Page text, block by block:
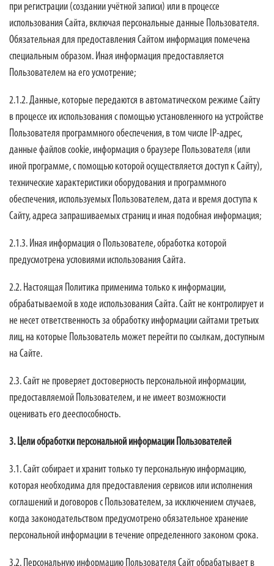
при регистрации (создании учётной записи) или в процессе
использования Сайта, включая персональные данные Пользователя.
Обязательная для предоставления Сайтом информация помечена
специальным образом. Иная информация предоставляется
Пользователем на его усмотрение;
2.1.2. Данные, которые передаются в автоматическом режиме Сайту
в процессе их использования с помощью установленного на устройстве
Пользователя программного обеспечения, в том числе IP-адрес,
данные файлов cookie, информация о браузере Пользователя (или
иной программе, с помощью которой осуществляется доступ к Сайту),
технические характеристики оборудования и программного
обеспечения, используемых Пользователем, дата и время доступа к
Сайту, адреса запрашиваемых страниц и иная подобная информация;
2.1.3. Иная информация о Пользователе, обработка которой
предусмотрена условиями использования Сайта.
2.2. Настоящая Политика применима только к информации,
обрабатываемой в ходе использования Сайта. Сайт не контролирует и
не несет ответственность за обработку информации сайтами третьих
лиц, на которые Пользователь может перейти по ссылкам, доступным
на Сайте.
2.3. Сайт не проверяет достоверность персональной информации,
предоставляемой Пользователем, и не имеет возможности
оценивать его дееспособность.
3. Цели обработки персональной информации Пользователей
3.1. Сайт собирает и хранит только ту персональную информацию,
которая необходима для предоставления сервисов или исполнения
соглашений и договоров с Пользователем, за исключением случаев,
когда законодательством предусмотрено обязательное хранение
персональной информации в течение определенного законом срока.
3.2. Персональную информацию Пользователя Сайт обрабатывает в